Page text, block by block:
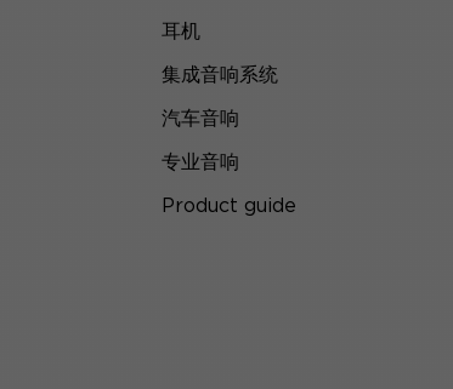
耳机
集成音响系统
汽车音响
专业音响
Product guide